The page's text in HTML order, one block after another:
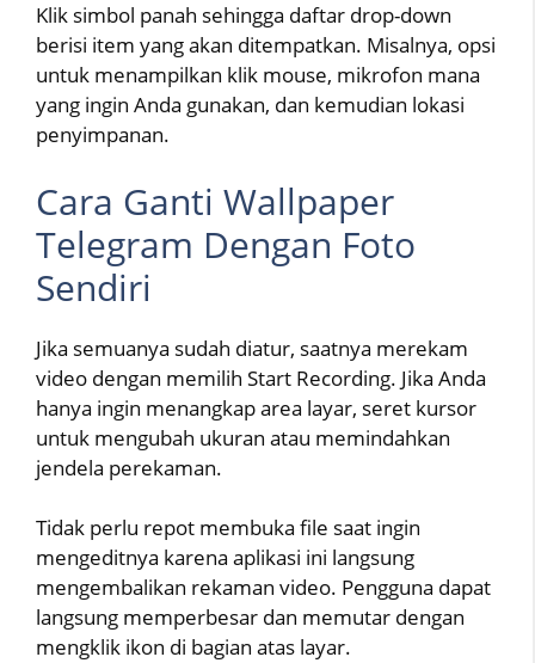
Klik simbol panah sehingga daftar drop-down
berisi item yang akan ditempatkan. Misalnya, opsi
untuk menampilkan klik mouse, mikrofon mana
yang ingin Anda gunakan, dan kemudian lokasi
penyimpanan.
Cara Ganti Wallpaper
Telegram Dengan Foto
Sendiri
Jika semuanya sudah diatur, saatnya merekam
video dengan memilih Start Recording. Jika Anda
hanya ingin menangkap area layar, seret kursor
untuk mengubah ukuran atau memindahkan
jendela perekaman.
Tidak perlu repot membuka file saat ingin
mengeditnya karena aplikasi ini langsung
mengembalikan rekaman video. Pengguna dapat
langsung memperbesar dan memutar dengan
mengklik ikon di bagian atas layar.